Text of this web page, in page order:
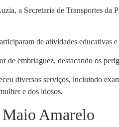
a Secretaria de Transportes da
de atividades educativas
de embriaguez, destacando os
diversos serviços, incluindo
e dos idosos.
Amarelo